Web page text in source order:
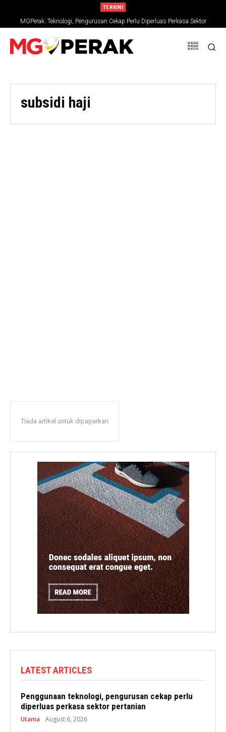
TERKINI
MGPerak: Teknologi, Pengurusan Cekap Perlu Diperluas Perkasa Sektor
Pertanian
subsidi haji
Tiada artikel untuk dipaparkan
LATEST ARTICLES
Penggunaan teknologi, pengurusan cekap perlu
diperluas perkasa sektor pertanian
Utama August 6, 2026